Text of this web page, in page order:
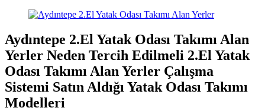
Aydıntepe 2.El Yatak Odası Takımı Alan
Yerler Neden Tercih Edilmeli 2.El Yatak
Odası Takımı Alan Yerler Çalışma
Sistemi Satın Aldığı Yatak Odası Takımı
Modelleri